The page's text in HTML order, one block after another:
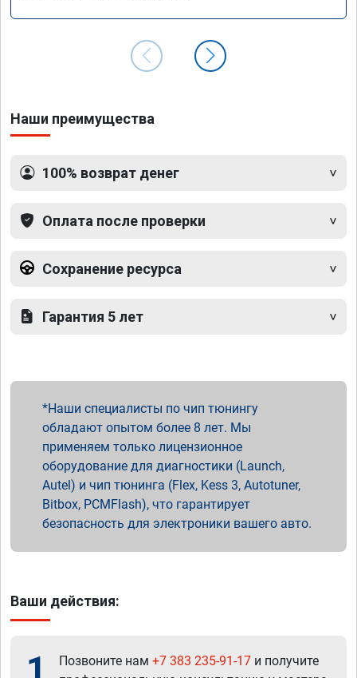
Наши преимущества
100% возврат денег
Оплата после проверки
Сохранение ресурса
Гарантия 5 лет
Наши специалисты по чип тюнингу
обладают опытом более 8 лет. Мы
применяем только лицензионное
оборудование для диагностики (Launch,
Autel) и чип тюнинга (Flex, Kess 3, Autotuner,
Bitbox, PCMFlash), что гарантирует
безопасность для электроники вашего авто.
Ваши действия:
1 Позвоните нам +7 383 235-91-17 и получите